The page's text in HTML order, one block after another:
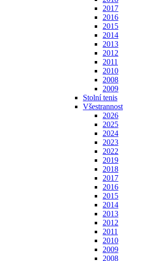
2017
2016
2015
2014
2013
2012
2011
2010
2008
2009
Stolní tenis
Všestrannost
2026
2025
2024
2023
2022
2019
2018
2017
2016
2015
2014
2013
2012
2011
2010
2009
2008